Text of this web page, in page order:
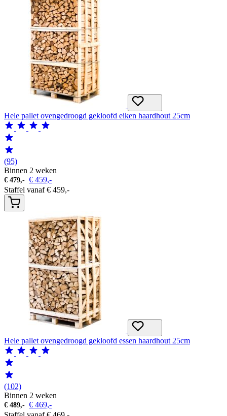
Hele pallet ovengedroogd gekloofd eiken haardhout 25cm
(95)
Binnen 2 weken
€ 479,- € 459,-
Staffel vanaf€ 459,-
Hele pallet ovengedroogd gekloofd essen haardhout 25cm
(102)
Binnen 2 weken
€ 489,- € 469,-